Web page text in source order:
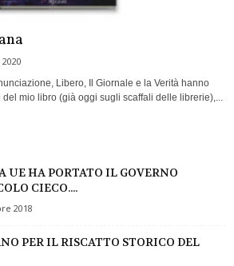
Libero, Il Giornale e la Verità hanno
mio libro (già oggi sugli scaffali delle librerie),...
UE HA PORTATO IL GOVERNO
CIECO....
2018
PER IL RISCATTO STORICO DEL